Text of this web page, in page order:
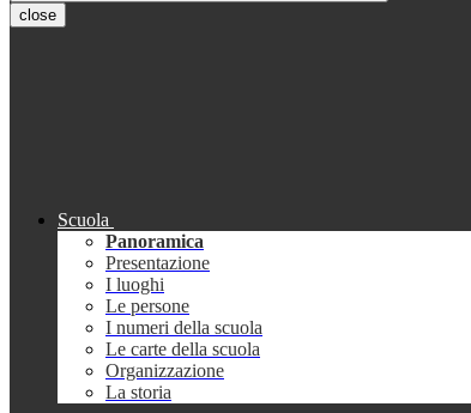
close
Scuola
Panoramica
Presentazione
I luoghi
Le persone
I numeri della scuola
Le carte della scuola
Organizzazione
La storia